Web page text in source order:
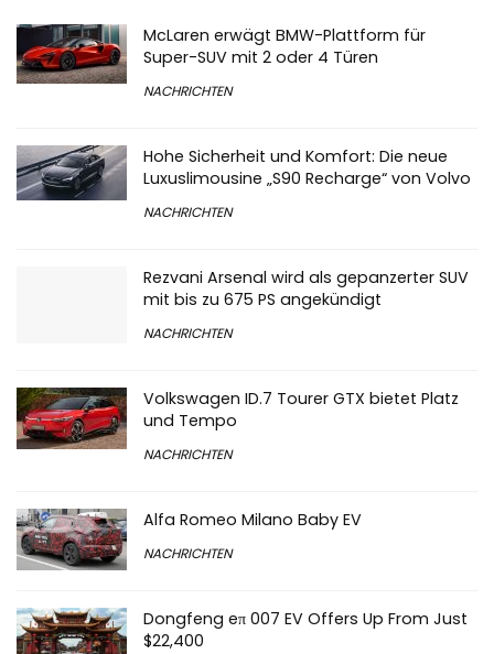
McLaren erwägt BMW-Plattform für
Super-SUV mit 2 oder 4 Türen
NACHRICHTEN
Hohe Sicherheit und Komfort: Die neue
Luxuslimousine „S90 Recharge“ von Volvo
NACHRICHTEN
Rezvani Arsenal wird als gepanzerter SUV
mit bis zu 675 PS angekündigt
NACHRICHTEN
Volkswagen ID.7 Tourer GTX bietet Platz
und Tempo
NACHRICHTEN
Alfa Romeo Milano Baby EV
NACHRICHTEN
Dongfeng eπ 007 EV Offers Up From Just
$22,400